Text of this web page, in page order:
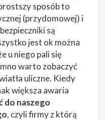
sposób to
(przydomowej) i
są
jest ok można
u niego pali się
warto zobaczyć
uliczne. Kiedy
większa awaria
do naszego
, czyli firmy z którą